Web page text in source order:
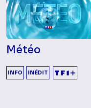
Météo
INFO INÉDIT